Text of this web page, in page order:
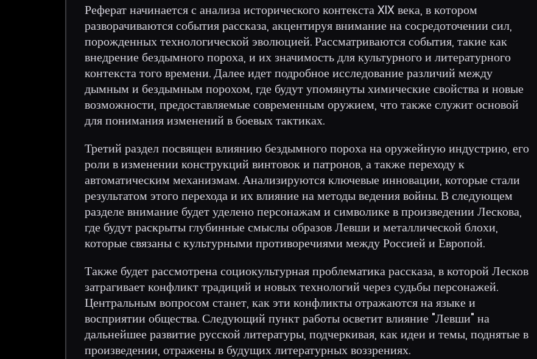
Реферат начинается с анализа исторического контекста XIX века, в котором
разворачиваются события рассказа, акцентируя внимание на сосредоточении сил,
порожденных технологической эволюцией. Рассматриваются события, такие как
внедрение бездымного пороха, и их значимость для культурного и литературного
контекста того времени. Далее идет подробное исследование различий между
дымным и бездымным порохом, где будут упомянуты химические свойства и новые
возможности, предоставляемые современным оружием, что также служит основой
для понимания изменений в боевых тактиках.
Третий раздел посвящен влиянию бездымного пороха на оружейную индустрию, его
роли в изменении конструкций винтовок и патронов, а также переходу к
автоматическим механизмам. Анализируются ключевые инновации, которые стали
результатом этого перехода и их влияние на методы ведения войны. В следующем
разделе внимание будет уделено персонажам и символике в произведении Лескова,
где будут раскрыты глубинные смыслы образов Левши и металлической блохи,
которые связаны с культурными противоречиями между Россией и Европой.
Также будет рассмотрена социокультурная проблематика рассказа, в которой Лесков
затрагивает конфликт традиций и новых технологий через судьбы персонажей.
Центральным вопросом станет, как эти конфликты отражаются на языке и
восприятии общества. Следующий пункт работы осветит влияние "Левши" на
дальнейшее развитие русской литературы, подчеркивая, как идеи и темы, поднятые в
произведении, отражены в будущих литературных воззрениях.